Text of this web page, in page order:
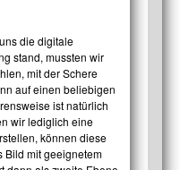
die digitale
stand, mussten wir
mit der Schere
auf einen beliebigen
ist natürlich
wir lediglich eine
können diese
Bild mit geeignetem